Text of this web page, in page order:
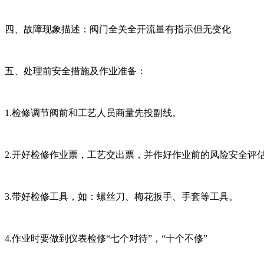
四、故障现象描述：阀门全关全开流量有指示但无变化
五、处理前安全措施及作业准备：
1.检修调节阀前和工艺人员商量先投副线。
2.开好检修作业票，工艺交出票，并作好作业前的风险安全评
3.带好检修工具，如：螺丝刀、梅花扳手、手套等工具。
4.作业时要做到仪表检修“七个对待”，“十个不修”